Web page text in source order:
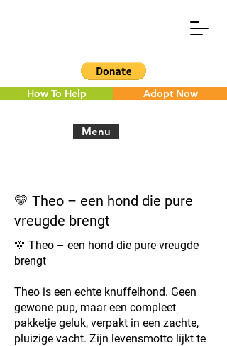
How To Help Adopt Now
Menu
💛 Theo – een hond die pure
vreugde brengt
💛 Theo – een hond die pure vreugde
brengt
Theo is een echte knuffelhond. Geen
gewone pup, maar een compleet
pakketje geluk, verpakt in een zachte,
pluizige vacht. Zijn levensmotto lijkt te